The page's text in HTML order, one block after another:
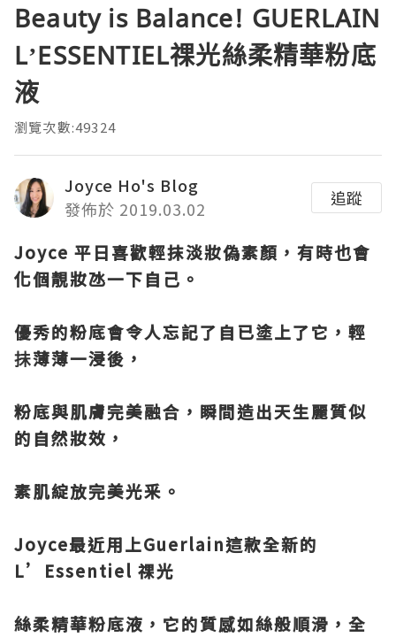
Beauty is Balance! GUERLAIN
L’ESSENTIEL祼光絲柔精華粉底
液
瀏覽次數:49324
Joyce Ho's Blog
發佈於 2019.03.02
追蹤
Joyce 平日喜歡輕抹淡妝偽素顏， 有時也會
化個靚妝氹一下自己。
優秀的粉底會令人忘記了自已塗上了它，輕
抺薄薄一浸後，
粉底與肌膚完美融合，瞬間造出天生麗質似
的自然妝效，
素肌綻放完美光釆。
Joyce最近用上Guerlain這款全新的
L’Essentiel 祼光
絲柔精華粉底液，它的質感如絲般順滑，全